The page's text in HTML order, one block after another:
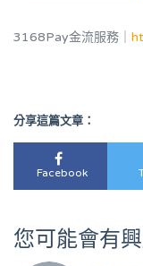
3168Pay金流服務｜
分享這篇文章：
Facebook
您可能會有興